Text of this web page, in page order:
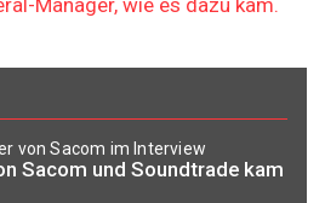
Manager, wie es dazu kam.
von Sacom im Interview
Sacom und Soundtrade kam